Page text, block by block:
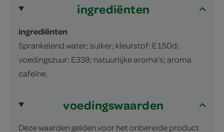
ingrediënten
ingrediënten
Sprankelend water; suiker; kleurstof: E150d;
voedingszuur: E338; natuurlijke aroma's; aroma
cafeïne.
voedingswaarden
Deze waarden gelden voor het onbereide product